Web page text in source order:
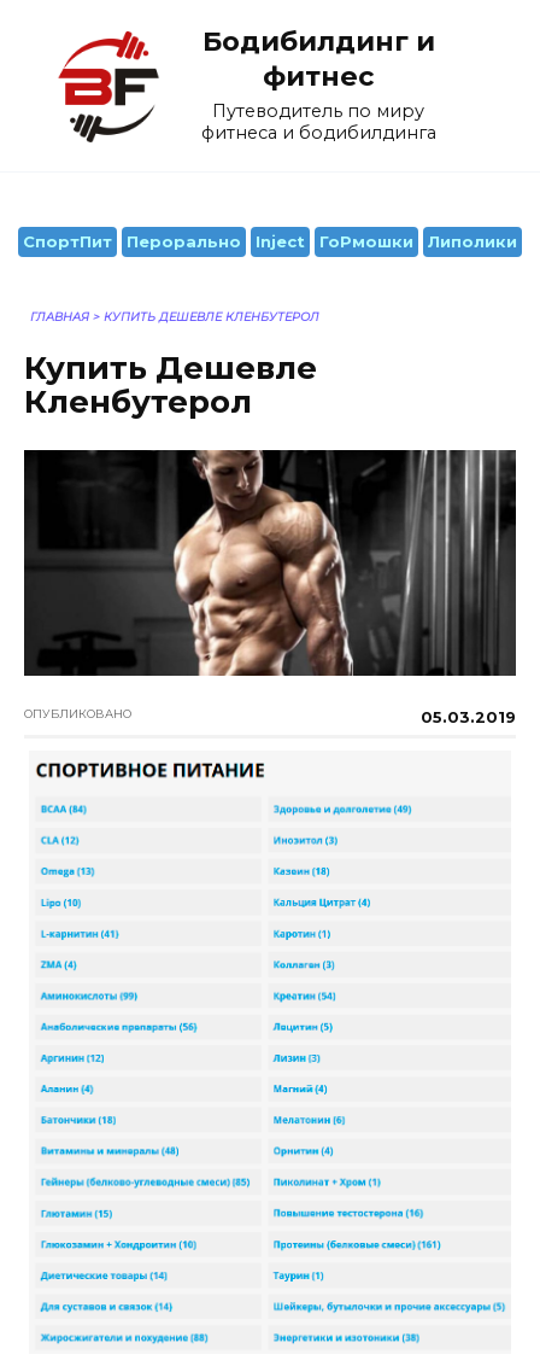
содержанию
Бодибилдинг и
фитнес
Путеводитель по миру
фитнеса и бодибилдинга
СпортПит Перорально Inject ГоРмошки Липолики
ГЛАВНАЯ > КУПИТЬ ДЕШЕВЛЕ КЛЕНБУТЕРОЛ
Купить Дешевле
Кленбутерол
ОПУБЛИКОВАНО 05.03.2019